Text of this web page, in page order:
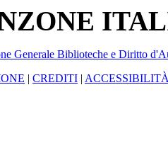
Generale Biblioteche e Diritto
| CREDITI |